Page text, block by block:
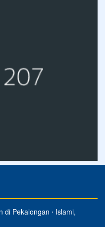
di Pekalongan ⋅ Islami,